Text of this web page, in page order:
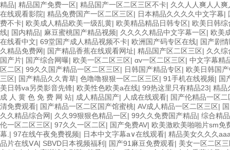
精品| 精品国产免费一区| 精品国产一区二区三区不卡| 久久人人爽人人爽
在线观看影院| 精品免费国产一区二区三区| 日本精品久久久久中文字幕|
费不卡| 欧美成人精品欧美一级乱黄| 欧美精品精品日韩专区| 欧美日韩
线| 国内精品| 麻豆蜜桃国产精品视频| 久久久久精品中文字幕一区| 欧美
在线看中文| 69堂国产成人精品视频不卡| 欧洲国产码专区在线| 国产剧
久精品免费网| 国产精品香蕉在线观看网址| 精品国产区二区三区| 久久综
国产片| 国产综合网曝| 欧美一区二区三区| αv一区二区三区| 中文字幕精
区二区| 99久久国产精品一区二区三区| 日韩国产精品专区| 欧美日韩国
三区| 国产精品久久青草| 色噜噜狠狠一区二区三区| 91手机在线视频| 国
美日韩va另类影音先锋| 欧美性色欧美a在线| 99热这里只有精品23| 精品
成 人 黄 色 免 费 网 站| 成人精品国产| 人成在线观看| 国产伦精品一区
清免费观看| 国产精品一区二区国产馆蜜桃| AV成人精品一区二区三区|
久久精品综合网| 久久99狠狠色精品一区| 99久久免费国产精品| 综合精
伦一区二区三区| 97久久一区二区| 国产免费AV| 欧美激欧美啪啪片sm免
幕. | 97在线午夜免费视频| 日本中文字幕a∨在线观看| 精品美女久久久
品片在线ⅤA| SBVD日本视频福利 | 国产91麻豆免费观看| 美女一区二区